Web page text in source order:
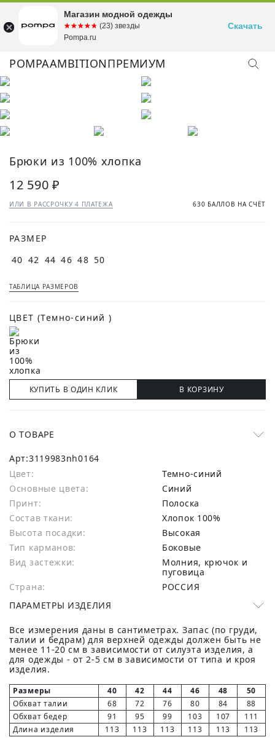
POMPAAMBITIONПРЕМИУМ
КУПИТЬ ОБРАЗ
Брюки из 100% хлопка
12 590 ₽
ИЛИ В РАССРОЧКУ 4 ПЛАТЕЖА 630 БАЛЛОВ НА СЧЁТ
РАЗМЕР
40 42 44 46 48 50
ТАБЛИЦА РАЗМЕРОВ
ЦВЕТ (Темно-синий )
КУПИТЬ В ОДИН КЛИК В КОРЗИНУ
О ТОВАРЕ
Арт:3119983nh0164
Цвет:
Темно-синий
Основные цвета:
синий
Принт:
Полоска
Состав ткани:
хлопок 100%
Высота посадки:
Высокая
Тип карманов:
Боковые
Вид застежки:
Молния, крючок и
пуговица
Страна:
РОССИЯ
ПАРАМЕТРЫ ИЗДЕЛИЯ
Все измерения даны в сантиметрах. Запас (по груди,
талии и бедрам) для верхней одежды должен быть не
менее 11-20 см в зависимости от силуэта изделия, а
для одежды - от 2-5 см в зависимости от типа и кроя
изделия.
Размеры 40 42 44 46 48
50
Обхват талии
68 72 76 80 84
88
Обхват бедер
91 95 99 103 107
111
Длина изделия
113 113 113 113 113 113
Магазин модной одежды
☆☆☆☆☆
★★★★★ (23) звезды
Pompa.ru
Скачать